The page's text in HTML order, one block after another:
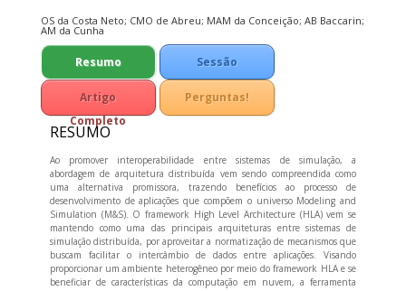
OS da Costa Neto; CMO de Abreu; MAM da Conceição; AB Baccarin;
AM da Cunha
Resumo
Sessão
Técnica
Artigo
Completo
Perguntas!
RESUMO
Ao promover interoperabilidade entre sistemas de simulação, a
abordagem de arquitetura distribuída vem sendo compreendida como
uma alternativa promissora, trazendo benefícios ao processo de
desenvolvimento de aplicações que compõem o universo Modeling and
Simulation (M&S). O framework High Level Architecture (HLA) vem se
mantendo como uma das principais arquiteturas entre sistemas de
simulação distribuída, por aproveitar a normatização de mecanismos que
buscam facilitar o intercâmbio de dados entre aplicações. Visando
proporcionar um ambiente heterogêneo por meio do framework HLA e se
beneficiar de características da computação em nuvem, a ferramenta